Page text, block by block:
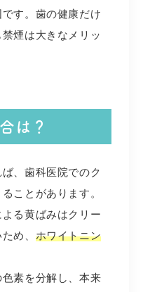
す。歯の健康だけ
煙は大きなメリッ
は？
、歯科医院でのク
ことがあります。
る黄ばみはクリー
め、 ホワイトニン
素を分解し、本来